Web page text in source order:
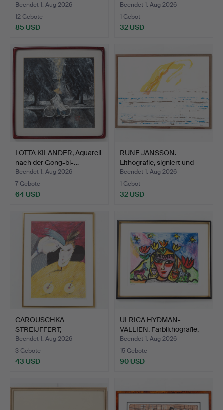
Beendet 1. Aug 2026
12 Gebote
85 USD
Beendet 1. Aug 2026
1 Gebot
32 USD
LOTTA KILANDER, Aquarell
nach der Gong-bi-…
Beendet 1. Aug 2026
7 Gebote
64 USD
RUNE JANSSON.
Lithografie, signiert und
nu…
Beendet 1. Aug 2026
1 Gebot
32 USD
CAROUSCHKA
STREIJFFERT,
Farblithografie, s…
Beendet 1. Aug 2026
3 Gebote
43 USD
ULRICA HYDMAN-
VALLIEN. Farblithografie,
si…
Beendet 1. Aug 2026
15 Gebote
90 USD